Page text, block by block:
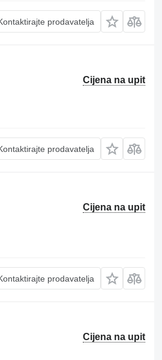
prodavatelja
Cijena na upit
prodavatelja
Cijena na upit
prodavatelja
Cijena na upit